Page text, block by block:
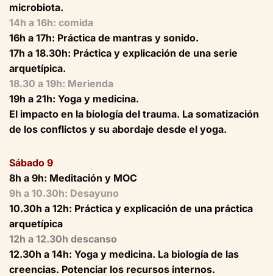
microbiota.
14h a 16h: comida
16h a 17h: Práctica de mantras y sonido.
17h a 18.30h: Práctica y explicación de una serie
arquetípica.
18.30 a 19h: Merienda
19h a 21h: Yoga y medicina.
El impacto en la biología del trauma. La somatización
de los conflictos y su abordaje desde el yoga.
Sábado 9
8h a 9h: Meditación y MOC
9h a 10.30h: Desayuno
10.30h a 12h: Práctica y explicación de una práctica
arquetípica
12h a 12.30h descanso
12.30h a 14h: Yoga y medicina. La biología de las
creencias. Potenciar los recursos internos.